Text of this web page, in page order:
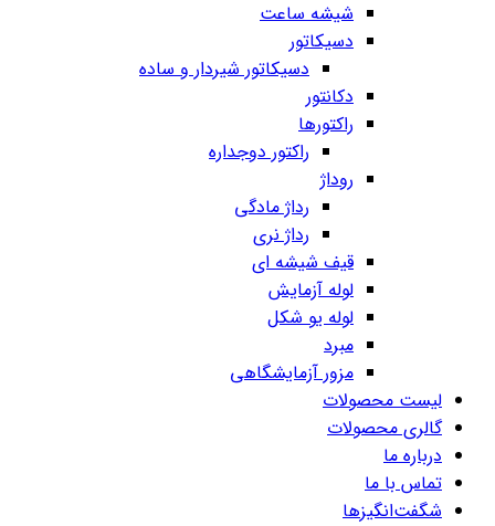
شیشه ساعت
دسیکاتور
دسیکاتور شیردار و ساده
دکانتور
راکتورها
راکتور دوجداره
روداژ
رداژ مادگی
رداژ نری
قیف شیشه ای
لوله آزمایش
لوله یو شکل
مبرد
مزور آزمایشگاهی
لیست محصولات
گالری محصولات
درباره ما
تماس با ما
شگفت‌انگیزها